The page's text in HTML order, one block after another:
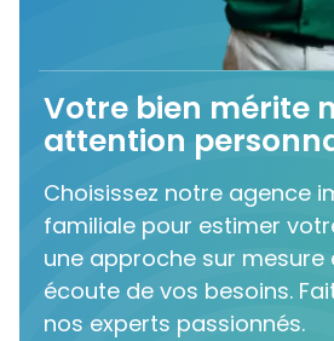
Votre bien mérite
attention
Choisissez notre agence
familiale pour estimer
une approche sur mesure
écoute de vos besoins.
nos experts passionnés.